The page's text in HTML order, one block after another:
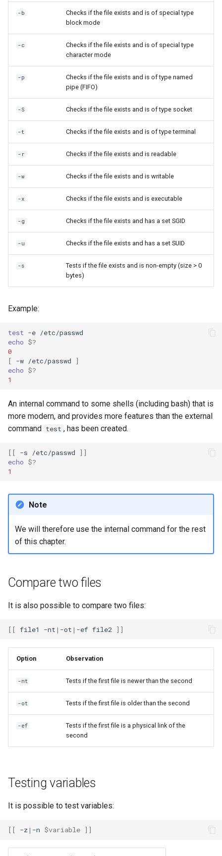
-b
Checks if the file exists and is of special type
block mode
-c
Checks if the file exists and is of special type
character mode
-p
Checks if the file exists and is of type named
pipe (FIFO)
-S Checks if the file exists and is of type socket
-t Checks if the file exists and is of type terminal
-r Checks if the file exists and is readable
-w Checks if the file exists and is writable
-x Checks if the file exists and is executable
-g Checks if the file exists and has a set SGID
-u Checks if the file exists and has a set SUID
-s
Tests if the file exists and is non-empty (size > 0
bytes)
Example:
test -e
echo $?
0
[
-w /etc/passwd
]
echo $?
1
An internal command to some shells (including bash) that is
more modern, and provides more features than the external
command test , has been created.
[[ -s /etc/passwd
]]
echo $?
1
Note
We will therefore use the internal command for the rest
of this chapter.
Compare two files
It is also possible to compare two files:
[[ file1 -nt | -ot | -ef file2 ]]
Option Observation
-nt Tests if the first file is newer than the second
-ot Tests if the first file is older than the second
-ef
Tests if the first file is a physical link of the
second
Testing variables
It is possible to test variables:
[[ -z | -n $variable ]]